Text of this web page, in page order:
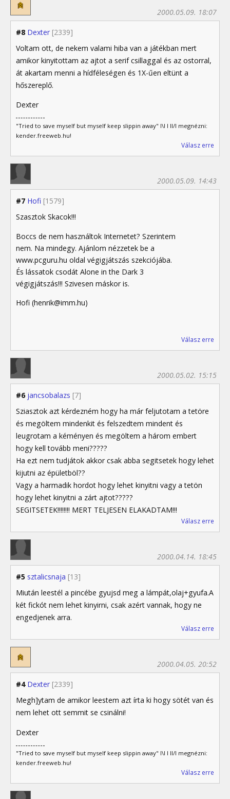
#8 Dexter [2339]
2000.05.09. 18:07
Voltam ott, de nekem valami hiba van a játékban mert
amikor kinyitottam az ajtot a serif csillaggal és az ostorral,
át akartam menni a hídféleségen és 1X-űen eltünt a
hőszereplő.
Dexter
"Tried to save myself but myself keep slippin away" I\I I II/I megnézni:
kender.freeweb.hu!
Válasz erre
#7 Hofi [1579]
2000.05.09. 14:43
Szasztok Skacok!!!
Boccs de nem használtok Internetet? Szerintem
nem. Na mindegy. Ajánlom nézzetek be a
www.pcguru.hu oldal végigjátszás szekciójába.
És lássatok csodát Alone in the Dark 3
végigjátszás!!! Szivesen máskor is.
Hofi (henrik@imm.hu)
Válasz erre
#6 jancsobalazs [7]
2000.05.02. 15:15
Sziasztok azt kérdezném hogy ha már feljutotam a tetöre
és megöltem mindenkit és felszedtem mindent és
leugrotam a kéményen és megöltem a három embert
hogy kell tovább meni?????
Ha ezt nem tudjátok akkor csak abba segitsetek hogy lehet
kijutni az épületböl??
Vagy a harmadik hordot hogy lehet kinyitni vagy a tetön
hogy lehet kinyitni a zárt ajtot?????
SEGITSETEK!!!!!!!! MERT TELJESEN ELAKADTAM!!!
Válasz erre
#5 sztalicsnaja [13]
2000.04.14. 18:45
Miután leestél a pincébe gyujsd meg a lámpát,olaj+gyufa.A
két fickót nem lehet kinyirni, csak azért vannak, hogy ne
engedjenek arra.
Válasz erre
#4 Dexter [2339]
2000.04.05. 20:52
Megh]ytam de amikor leestem azt írta ki hogy sötét van és
nem lehet ott semmit se csinálni!
Dexter
"Tried to save myself but myself keep slippin away" I\I I II/I megnézni:
kender.freeweb.hu!
Válasz erre